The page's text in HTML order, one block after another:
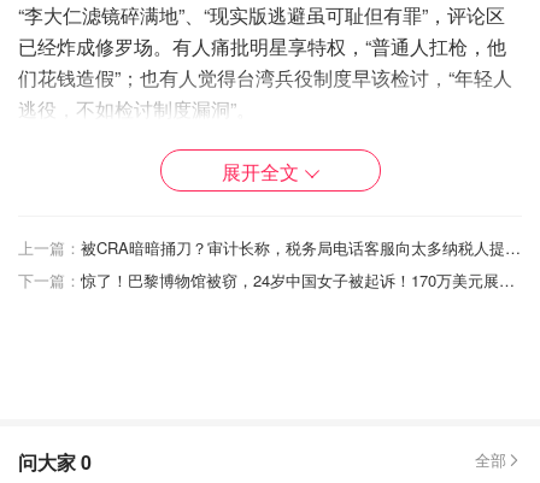
“李大仁滤镜碎满地”、“现实版逃避虽可耻但有罪”，评论区
已经炸成修罗场。有人痛批明星享特权，“普通人扛枪，他
们花钱造假”；也有人觉得台湾兵役制度早该检讨，“年轻人
逃役，不如检讨制度漏洞”。
更有粉丝无奈表示：“从温柔绅士到兵役骗子，这转折太快
随着陈柏霖、修杰楷、王大陆接连被卷入，台娱圈已有14名
艺人涉案，疑似牵出一条“代办兵役豁免”的灰色产业链。
展开全文
上一篇：
被CRA暗暗捅刀？审计长称，税务局电话客服向太多纳税人提供了错误建议！
下一篇：
惊了！巴黎博物馆被窃，24岁中国女子被起诉！170万美元展品被熔成金块！
问大家0 全部